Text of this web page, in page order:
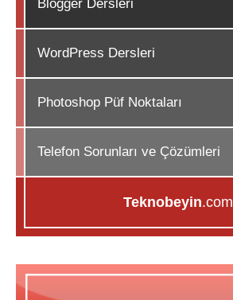
Blogger Dersleri
WordPress Dersleri
Photoshop Püf Noktaları
Telefon Sorunları ve Çözümleri
Teknobeyin.com